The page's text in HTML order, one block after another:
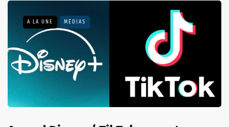
A LA UNE MÉDIAS